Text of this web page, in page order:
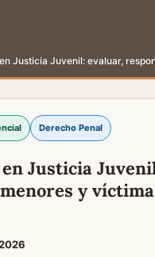
Justicia Juvenil: evaluar,
Derecho Penal
Justicia
y